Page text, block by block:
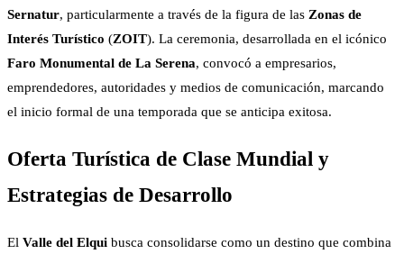
Sernatur, particularmente a través de la figura de las Zonas de
Interés Turístico (ZOIT). La ceremonia, desarrollada en el icónico
Faro Monumental de La Serena, convocó a empresarios,
emprendedores, autoridades y medios de comunicación, marcando
el inicio formal de una temporada que se anticipa exitosa.
Oferta Turística de Clase Mundial y
Estrategias de Desarrollo
El Valle del Elqui busca consolidarse como un destino que combina